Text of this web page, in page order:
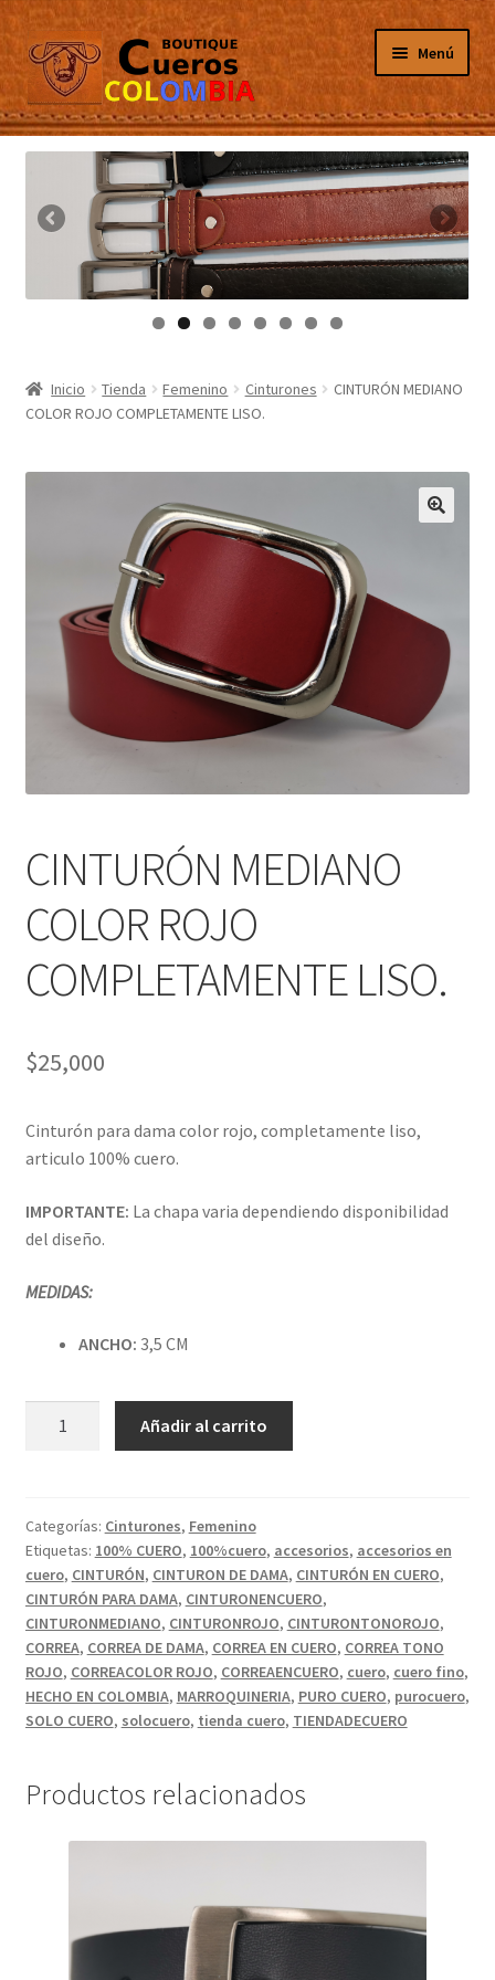
Ir
a
la
navegación
Ir
al
contenido
Menú
Inicio
Masculino
Femenino
Pisabilletes
sombreros
Inicio Tienda Femenino Cinturones
CINTURÓN MEDIANO
COLOR ROJO COMPLETAMENTE LISO.
CINTURÓN MEDIANO
COLOR ROJO
COMPLETAMENTE LISO.
$25,000
Cinturón para dama color rojo, completamente liso,
articulo 100% cuero.
IMPORTANTE: La chapa varia dependiendo disponibilidad
del diseño.
MEDIDAS:
ANCHO: 3,5 CM
COMPLETAMENTE
LISO.
cantidad
Añadir al carrito
Categorías: Cinturones, Femenino
Etiquetas: 100% CUERO, 100%cuero, accesorios, accesorios en
cuero, CINTURÓN, CINTURON DE DAMA, CINTURÓN EN CUERO,
CINTURÓN PARA DAMA, CINTURONENCUERO,
CINTURONMEDIANO, CINTURONROJO, CINTURONTONOROJO,
CORREA, CORREA DE DAMA, CORREA EN CUERO, CORREA TONO
ROJO, CORREACOLOR ROJO, CORREAENCUERO, cuero, cuero fino,
HECHO EN COLOMBIA, MARROQUINERIA, PURO CUERO, purocuero,
SOLO CUERO, solocuero, tienda cuero, TIENDADECUERO
Productos relacionados